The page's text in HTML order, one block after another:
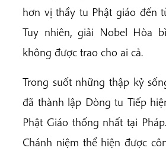
hơn vị thầy tu Phật giáo đến
Tuy nhiên, giải Nobel Hòa
không được trao cho ai cả.
Trong suốt những thập kỷ
đã thành lập Dòng tu Tiếp
Phật Giáo thống nhất tại
Chánh niệm thể hiện được